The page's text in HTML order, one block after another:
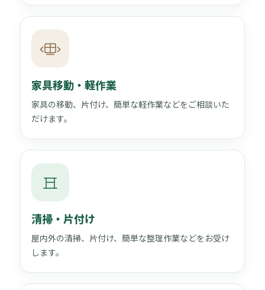
家具移動・軽作業
家具の移動、片付け、簡単な軽作業などをご相談いた
だけます。
清掃・片付け
屋内外の清掃、片付け、簡単な整理作業などをお受け
します。